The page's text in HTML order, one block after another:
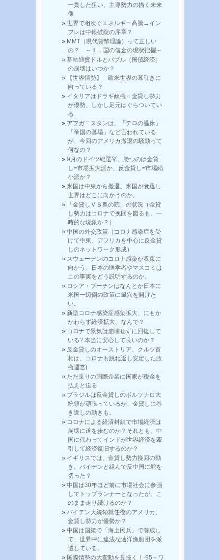
一貫した狙い、主導勢力の描く未来
像
世界で相次ぐエネルギー高騰→イン
フレは中銀破綻の序章？
MMT（現代貨幣理論）って正しい
の？ ～１．国の借金の現状把握～
基軸通貨ドルとバブル（国債経済）
の崩壊はいつか？
【世界情勢】 欧米世界の幕引きに
向っている？
イタリアはドラギ政権＝金貸し勢力
が優勢、しかし足元はぐらついてい
る
アフガニスタンは、「テロの温床」
「帝国の墓場」など言われている
が、今回のアメリカ撤退の騒動って
何なの？
9月のドイツ総選挙、勝つのは金貸
し=市場拡大派か、反金貸し=市場縮
小派か？
米国は中東から撤退。米国が衰退し
世界はどこに向かうのか。
「金貸しＶＳ奥の院」の状況（金貸
し勢力はコロナで挽回を図るも、一
時的な現象か？）
中国の外交政策（コロナ感染症を受
けて中東、アフリカを中心に反金貸
しのネットワーク形成）
スウェーデンのコロナ感染が収束に
向かう、日本の医学者やマスコミは
この事実をどう説明するのか。
ロシア・プーチンはなんとか日本に
米国一辺倒の政策に風穴を開けた
い。
新型コロナ感染症感染拡大、にもか
かわらず経済拡大、なんで？
コロナで景気は崩壊せずに回復して
いる? 本当に安心して良いのか？
反金貸しのオーストリア、クルツ首
相は、コロナも跳ね返し安定した政
権運営)
ただ乗りの国際企業に国家が税金を
払えと迫る
ブラジルは反金貸しのボルソナロ大
統領が頑張っているが、金貸しに巻
き返しの動きも。
コロナによる経済封鎖で市場経済は
崩壊に道を歩むのか？それとも、中
国に代わってインドが世界経済を牽
引して経済復旧するのか？
イギリスでは、金貸し勢力挽回の動
き。バイデンと組んで反中国に舵を
切った？
中国は30年ほど前に市場社会に参画
してトップランナーとなったが、こ
のまま走り続けるのか？
バイデン大統領就任後のアメリカ、
金貸し勢力が優勢か？
中国は国策で「海上民兵」で養成し
て、世界中に違法な遠洋漁船団を派
遣している。
国際情勢の大変動を見抜く！-95～ワ